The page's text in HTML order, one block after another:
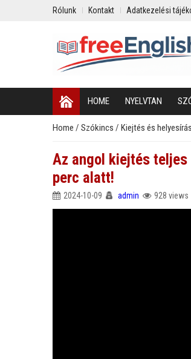
Rólunk Kontakt Adatkezelési
HOME NYELVTAN
Home / Szókincs / Kiejtés és helyesírás
Az angol kiejtés teljes
perc alatt!
2024-10-09 admin 928 views